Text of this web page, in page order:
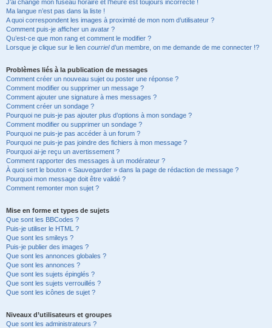
J’ai changé mon fuseau horaire et l’heure est toujours incorrecte !
Ma langue n’est pas dans la liste !
A quoi correspondent les images à proximité de mon nom d’utilisateur ?
Comment puis-je afficher un avatar ?
Qu’est-ce que mon rang et comment le modifier ?
Lorsque je clique sur le lien courrield’un membre, on me demande de me connecter !?
Problèmes liés à la publication de messages
Comment créer un nouveau sujet ou poster une réponse ?
Comment modifier ou supprimer un message ?
Comment ajouter une signature à mes messages ?
Comment créer un sondage ?
Pourquoi ne puis-je pas ajouter plus d’options à mon sondage ?
Comment modifier ou supprimer un sondage ?
Pourquoi ne puis-je pas accéder à un forum ?
Pourquoi ne puis-je pas joindre des fichiers à mon message ?
Pourquoi ai-je reçu un avertissement ?
Comment rapporter des messages à un modérateur ?
À quoi sert le bouton « Sauvegarder » dans la page de rédaction de message ?
Pourquoi mon message doit être validé ?
Comment remonter mon sujet ?
Mise en forme et types de sujets
Que sont les BBCodes ?
Puis-je utiliser le HTML ?
Que sont les smileys ?
Puis-je publier des images ?
Que sont les annonces globales ?
Que sont les annonces ?
Que sont les sujets épinglés ?
Que sont les sujets verrouillés ?
Que sont les icônes de sujet ?
Niveaux d’utilisateurs et groupes
Que sont les administrateurs ?